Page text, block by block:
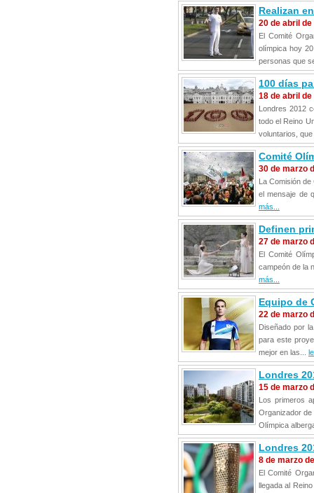
Realizan
20 de abril de
El Comité
olímpica hoy
personas que
100 días
18 de abril de
Londres 2012
todo el Reino
voluntarios,
Comité
30 de marzo
La Comisión
el mensaje de
más...
Definen
27 de marzo
El Comité
campeón de la
más...
Equipo de
22 de marzo
Diseñado por
para este
mejor en las...
Londres
15 de marzo
Los primeros
Organizador de
Olímpica
Londres
8 de marzo
El Comité
llegada al